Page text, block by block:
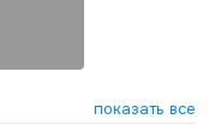
показать все